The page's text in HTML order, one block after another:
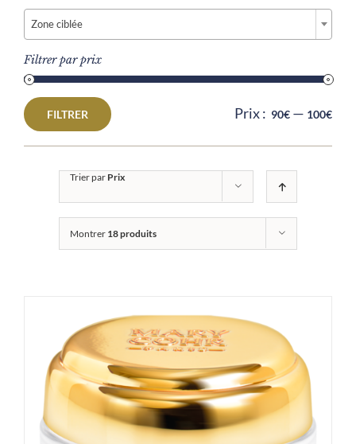
Trier par Prix
Montrer 18 produits
Zone ciblée
Filtrer par prix
Prix
min
Prix
max
FILTRER Prix : 90€ — 100€